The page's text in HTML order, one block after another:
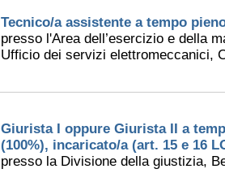
Tecnico/a assistente a tempo
presso l'Area dell’esercizio e della
Ufficio dei servizi elettromeccanici,
Giurista I oppure Giurista II a
(100%), incaricato/a (art. 15 e 16
presso la Divisione della giustizia,